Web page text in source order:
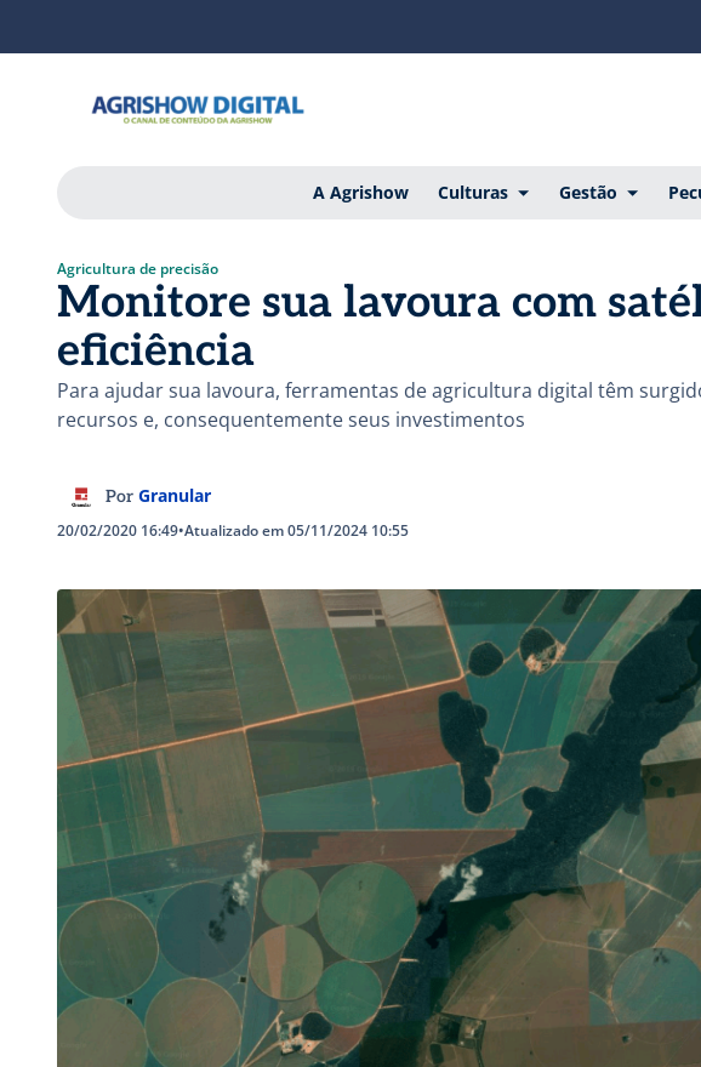
A Agrishow Culturas Gestão
Agricultura de precisão
Monitore sua lavoura com
eficiência
Para ajudar sua lavoura, ferramentas de agricultura digital têm
recursos e, consequentemente seus investimentos
Por Granular
20/02/2020 16:49•Atualizado em 05/11/2024 10:55